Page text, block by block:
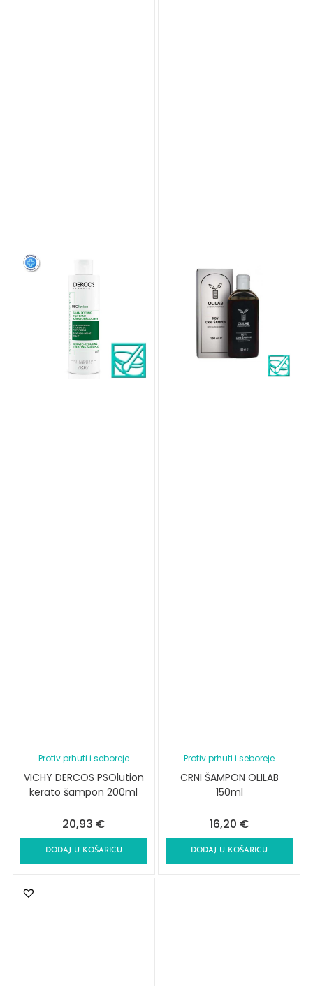
Protiv prhuti i seboreje
VICHY DERCOS PSOlution
kerato šampon 200ml
20,93 €
DODAJ U KOŠARICU
Protiv prhuti i seboreje
CRNI ŠAMPON OLILAB
150ml
16,20 €
DODAJ U KOŠARICU